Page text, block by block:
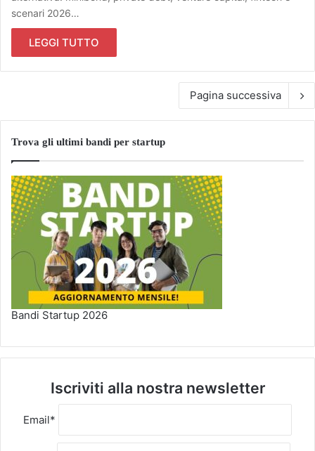
scenari 2026…
LEGGI TUTTO
Pagina successiva
Trova gli ultimi bandi per startup
Bandi Startup 2026
Iscriviti alla nostra newsletter
Email*